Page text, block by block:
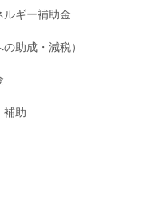
ルギー補助金
助成・減税）
補助